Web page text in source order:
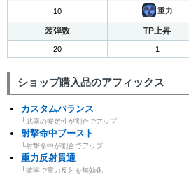
10 重力
装弾数 TP上昇
20 1
ショップ購入品のアフィックス
カスタムバランス
└武器の安定性が割合でアップ
射撃命中ブースト
└射撃命中が割合でアップ
重力反射貫通
└確率で重力反射を無効化